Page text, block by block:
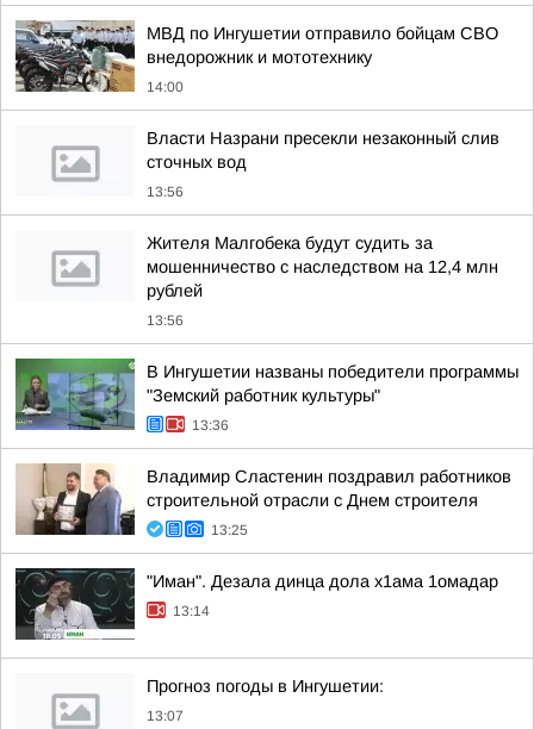
МВД по Ингушетии отправило бойцам СВО
внедорожник и мототехнику
14:00
Власти Назрани пресекли незаконный слив
сточных вод
13:56
Жителя Малгобека будут судить за
мошенничество с наследством на 12,4 млн
рублей
13:56
В Ингушетии названы победители программы
"Земский работник культуры"
13:36
Владимир Сластенин поздравил работников
строительной отрасли с Днем строителя
13:25
"Иман". Дезала динца дола х1ама 1омадар
13:14
Прогноз погоды в Ингушетии:
13:07